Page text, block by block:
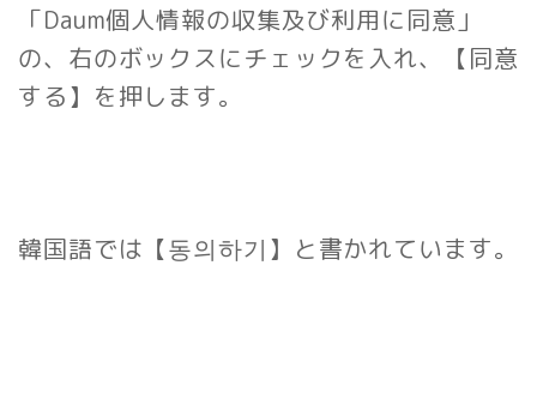
「Daum個人情報の収集及び利用に同意」
の、右のボックスにチェックを入れ、【同意
する】を押します。
韓国語では 【동의하기】 と書かれています。